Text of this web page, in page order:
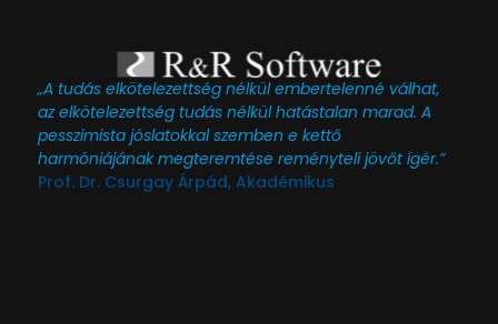
„A tudás elkötelezettség nélkül embertelenné válhat,
az elkötelezettség tudás nélkül hatástalan marad. A
pesszimista jóslatokkal szemben e kettő
harmóniájának megteremtése reményteli jövőt ígér.”
Prof. Dr. Csurgay Árpád, Akadémikus